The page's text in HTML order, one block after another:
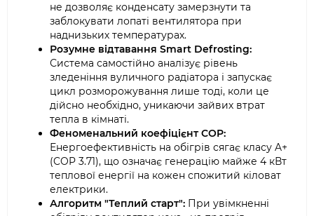
не дозволяє конденсату замерзнути та
заблокувати лопаті вентилятора при
наднизьких температурах.
Розумне відтавання Smart Defrosting:
Система самостійно аналізує рівень
зледеніння вуличного радіатора і запускає
цикл розморожування лише тоді, коли це
дійсно необхідно, уникаючи зайвих втрат
тепла в кімнаті.
Феноменальний коефіцієнт COP:
Енергоефективність на обігрів сягає класу A+
(COP 3.71), що означає генерацію майже 4 кВт
теплової енергії на кожен спожитий кіловат
електрики.
Алгоритм "Теплий старт": При увімкненні